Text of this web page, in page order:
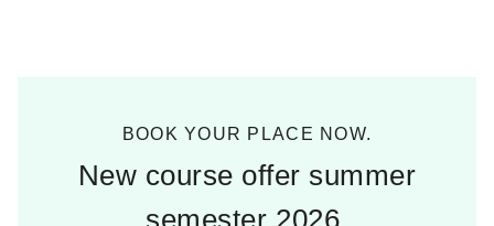
BOOK YOUR PLACE NOW.
New course offer summer
semester 2026.